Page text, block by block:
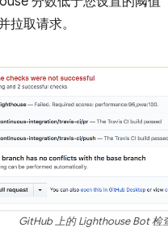
拉取请求。
GitHub 上的 Lighthouse Bot 检